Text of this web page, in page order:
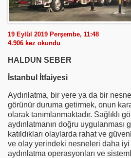
19 Eylül 2019 Perşembe, 11:48
4.906 kez okundu
HALDUN SEBER
İstanbul İtfaiyesi
Aydınlatma, bir yere ya da bir
görünür duruma getirmek, onun
olarak tanımlanmaktadır. Sağlıklı
aydınlatmanın doğru uygulanması
katıldıkları olaylarda rahat ve
ve olay yerindeki nesneleri daha
aydınlatma operasyonları ve